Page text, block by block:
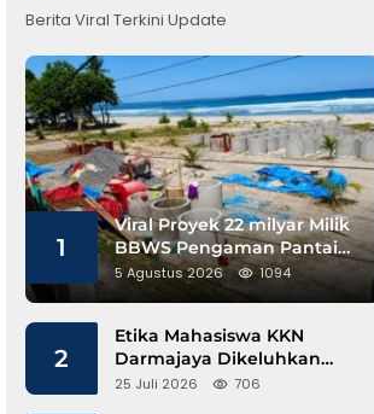
Berita Viral Terkini Update
1
Viral Proyek 22 milyar Milik
BBWS Pengaman Pantai
Pesisir Barat Diduga
Gunakan Besi Banci
5 Agustus 2026 1094
2
Etika Mahasiswa KKN
Darmajaya Dikeluhkan
Kepala Pekon Sinar Jawa
25 Juli 2026 706